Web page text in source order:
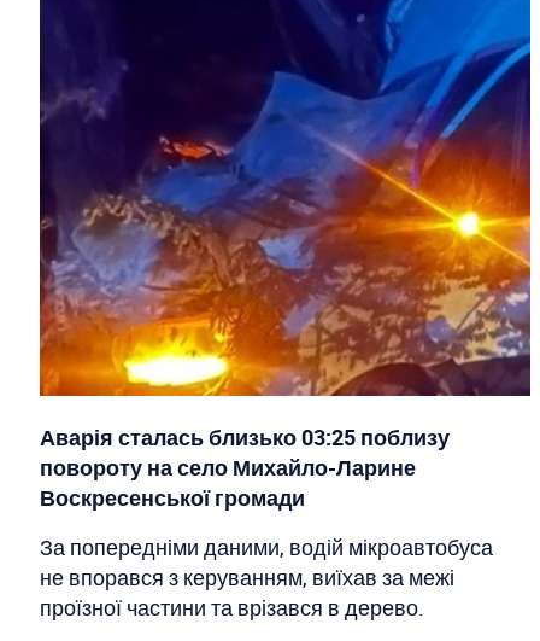
Аварія сталась близько 03:25 поблизу
повороту на село Михайло-Ларине
Воскресенської громади
За попередніми даними, водій мікроавтобуса
не впорався з керуванням, виїхав за межі
проїзної частини та врізався в дерево.